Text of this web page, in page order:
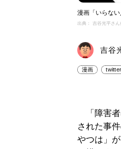
漫画「いらな
出典： 吉谷光平さん
吉谷
漫画 twitter
「障害者
された事
やつは」